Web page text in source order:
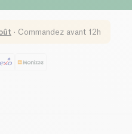
· Commandez avant 12h